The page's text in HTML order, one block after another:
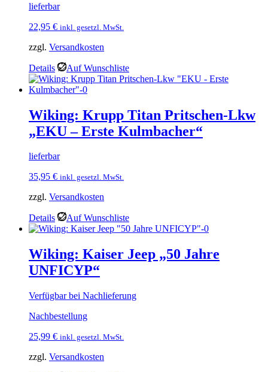
lieferbar
22,95 € inkl. gesetzl. MwSt.
zzgl. Versandkosten
Details Auf Wunschliste
Wiking: Krupp Titan Pritschen-Lkw
„EKU – Erste Kulmbacher“
lieferbar
35,95 € inkl. gesetzl. MwSt.
zzgl. Versandkosten
Details Auf Wunschliste
Wiking: Kaiser Jeep „50 Jahre
UNFICYP“
Verfügbar bei Nachlieferung
Nachbestellung
25,99 € inkl. gesetzl. MwSt.
zzgl. Versandkosten